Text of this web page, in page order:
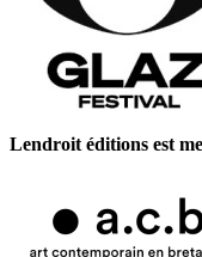
Lendroit éditions est